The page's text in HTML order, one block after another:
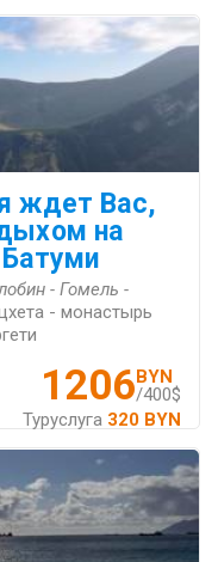
ждет Вас,
на
- Гомель -
- монастырь
1206BYN
/400$
Туруслуга 320 BYN